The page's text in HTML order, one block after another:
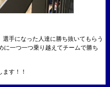
手になった人達に勝ち抜いてもらう
に一つ一つ乗り越えてチームで勝ち
す！！